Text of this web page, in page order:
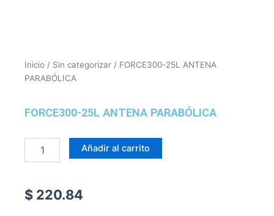
Inicio / Sin categorizar / FORCE300-25L ANTENA
PARABÓLICA
FORCE300-25L ANTENA PARABÓLICA
cantidad
Añadir al carrito
$ 220.84